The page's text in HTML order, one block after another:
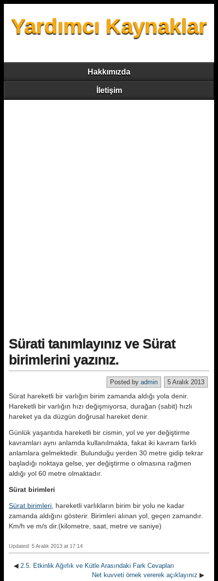
Yardımcı Kaynaklar
Hakkımızda
İletişim
Sürati tanımlayınız ve Sürat
birimlerini yazınız.
5 Aralık 2013
Posted by admin
Sürat hareketli bir varlığın birim zamanda aldığı yola denir.
Hareketli bir varlığın hızı değişmiyorsa, durağan (sabit) hızlı
hareket ya da düzgün doğrusal hareket denir.
Günlük yaşantıda hareketli bir cismin, yol ve yer değiştirme
kavramları aynı anlamda kullanılmakta, fakat iki kavram farklı
anlamlara gelmektedir. Bulunduğu yerden 30 metre gidip tekrar
başladığı noktaya gelse, yer değiştirme o olmasına rağmen
aldığı yol 60 metre olmaktadır.
Sürat birimleri
Sürat birimleri , hareketli varlıkların birim bir yolu ne kadar
zamanda aldığını gösterir. Birimleri alınan yol, geçen zamandır.
Km/h ve m/s dir.(kilometre, saat, metre ve saniye)
Updated: 5 Aralık 2013 at 17:14
◀ 2.5. Etkinlik Ağırlık ve Kütle Arasındaki Fark Cevapları
Net kuvveti örnek vererek açıklayınız ▶